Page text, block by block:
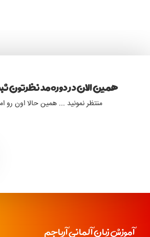
همین الان در دوره مد نظرتون
منتظر نمونید ... همین حالا اون رو
آموزش زبان آلمانی آریاجم